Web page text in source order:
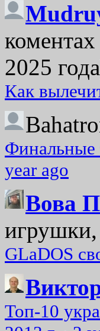
2025
Как
Финальные
year ago
Вова
игрушки,
GLaDOS
Топ-10